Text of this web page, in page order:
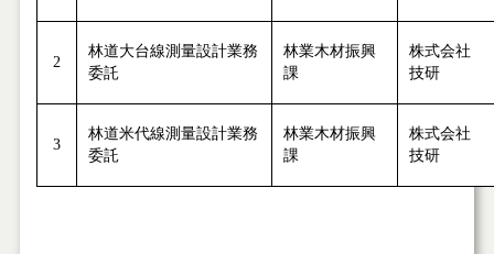
2
林道大台線測量設計業務
委託
林業木材振興
課
株式会社
技研
3
林道米代線測量設計業務
委託
林業木材振興
課
株式会社
技研